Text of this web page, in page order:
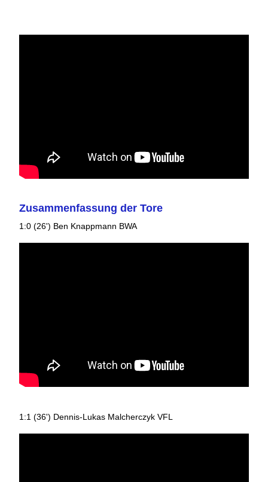
Zusammenfassung der Tore
1:0 (26') Ben Knappmann BWA
1:1 (36') Dennis-Lukas Malcherczyk VFL